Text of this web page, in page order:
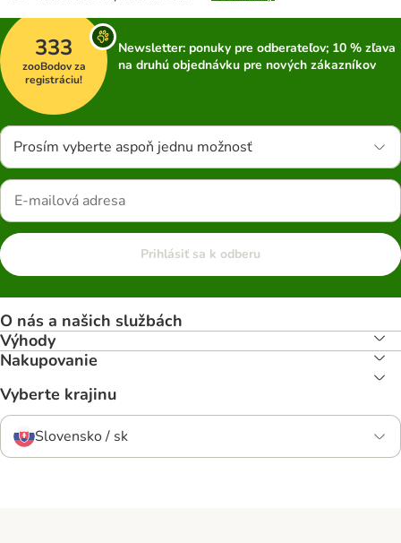
333
zooBodov za
registráciu!
Newsletter: ponuky pre odberateľov; 10 % zľava
na druhú objednávku pre nových zákazníkov
Prosím vyberte aspoň jednu možnosť
Prihlásiť sa k odberu
O nás a našich službách
Výhody
Nakupovanie
Vyberte krajinu
Slovensko / sk